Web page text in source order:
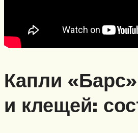
Капли
и клещей: